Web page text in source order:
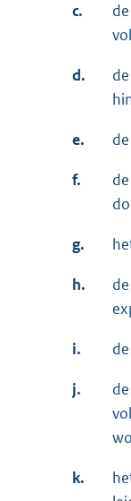
c.
d.
e.
f.
g.
h.
i.
j.
k.